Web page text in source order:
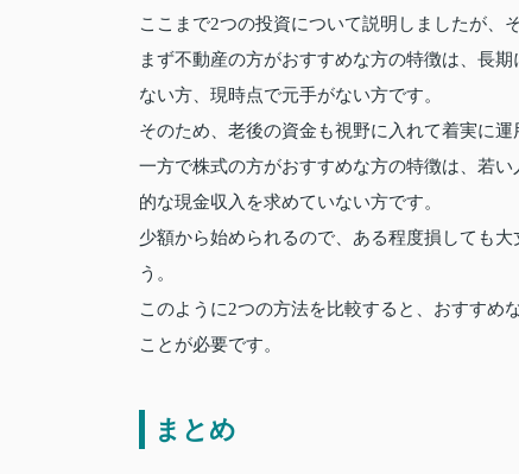
ここまで2つの投資について説明しましたが、
まず不動産の方がおすすめな方の特徴は、長
ない方、現時点で元手がない方です。
そのため、老後の資金も視野に入れて着実に運
一方で株式の方がおすすめな方の特徴は、若
的な現金収入を求めていない方です。
少額から始められるので、ある程度損しても
う。
このように2つの方法を比較すると、おすすめ
ことが必要です。
まとめ